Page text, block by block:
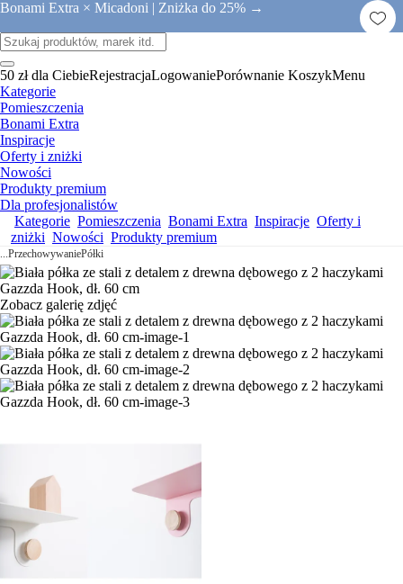
Bonami Extra × Micadoni | Zniżka do 25% →
50 zł dla CiebieRejestracjaLogowaniePorównanie KoszykMenu
Kategorie
Pomieszczenia
Bonami Extra
Inspiracje
Oferty i zniżki
Nowości
Produkty premium
Dla profesjonalistów
Kategorie Pomieszczenia Bonami Extra Inspiracje Oferty i
zniżki Nowości Produkty premium
...PrzechowywaniePółki
Zobacz galerię zdjęć